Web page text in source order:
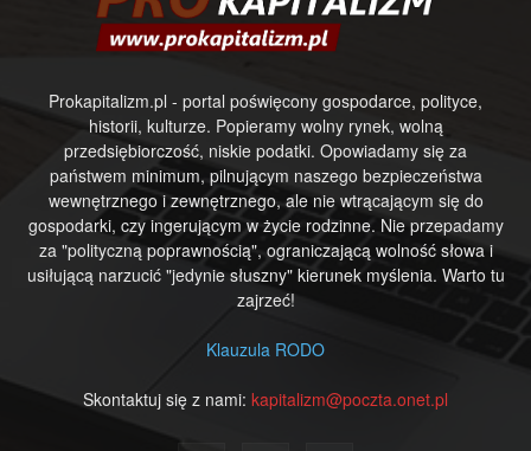
Prokapitalizm.pl - portal poświęcony gospodarce, polityce,
historii, kulturze. Popieramy wolny rynek, wolną
przedsiębiorczość, niskie podatki. Opowiadamy się za
państwem minimum, pilnującym naszego bezpieczeństwa
wewnętrznego i zewnętrznego, ale nie wtrącającym się do
gospodarki, czy ingerującym w życie rodzinne. Nie przepadamy
za "polityczną poprawnością", ograniczającą wolność słowa i
usiłującą narzucić "jedynie słuszny" kierunek myślenia. Warto tu
zajrzeć!
Klauzula RODO
Skontaktuj się z nami: kapitalizm@poczta.onet.pl